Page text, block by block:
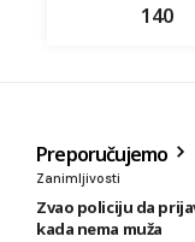
140
Preporučujemo
Zanimljivosti
Zvao policiju da
kada nema muža